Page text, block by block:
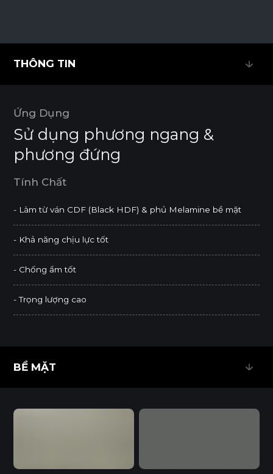
THÔNG TIN
Ứng Dụng
Sử dụng phương ngang &
phương đứng
Tính Chất
- Làm từ ván CDF (Black HDF) & phủ Melamine bề mặt
- Khả năng chịu lực tốt
- Chống ẩm tốt
- Trọng lượng cao
BỀ MẶT